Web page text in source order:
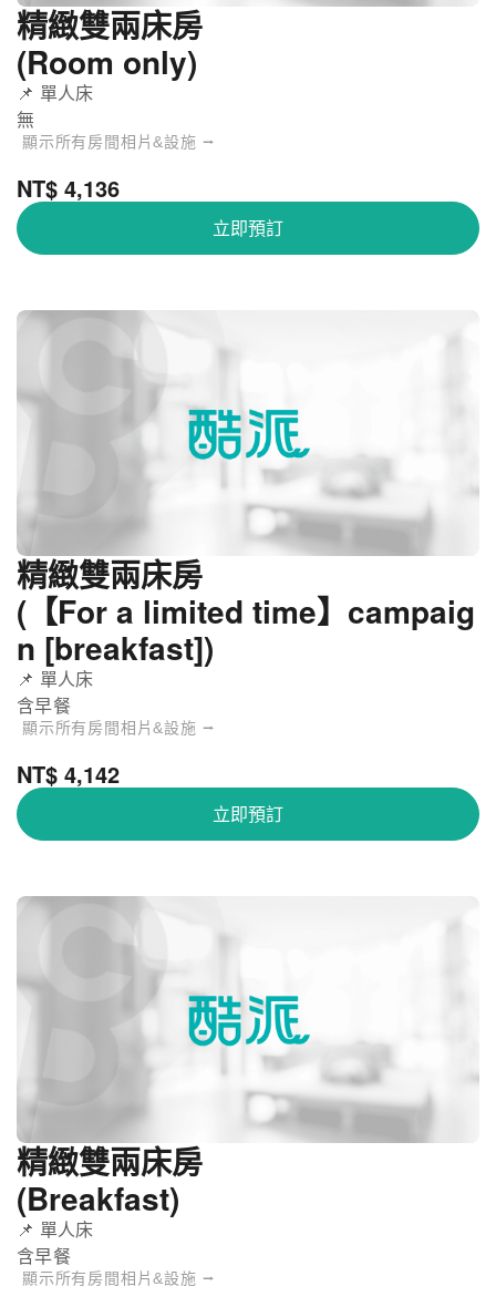
精緻雙兩床房
(Room only)
📌 單人床
無
顯示所有房間相片&設施 ⭢
NT$ 4,136
立即預訂
精緻雙兩床房
(【For a limited time】campaig
n [breakfast])
📌 單人床
含早餐
顯示所有房間相片&設施 ⭢
NT$ 4,142
立即預訂
精緻雙兩床房
(Breakfast)
📌 單人床
含早餐
顯示所有房間相片&設施 ⭢